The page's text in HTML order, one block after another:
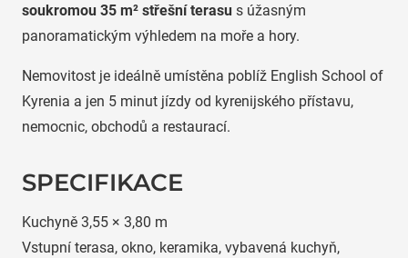
soukromou 35 m² střešní terasu s úžasným
panoramatickým výhledem na moře a hory.
Nemovitost je ideálně umístěna poblíž English School of
Kyrenia a jen 5 minut jízdy od kyrenijského přístavu,
nemocnic, obchodů a restaurací.
SPECIFIKACE
Kuchyně 3,55 × 3,80 m
Vstupní terasa, okno, keramika, vybavená kuchyň,